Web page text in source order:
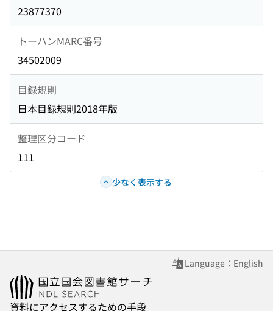
23877370
トーハンMARC番号
34502009
目録規則
日本目録規則2018年版
整理区分コード
111
少なく表示する
Language：English
資料にアクセスするための手段